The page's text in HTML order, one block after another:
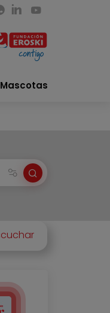
Mascotas